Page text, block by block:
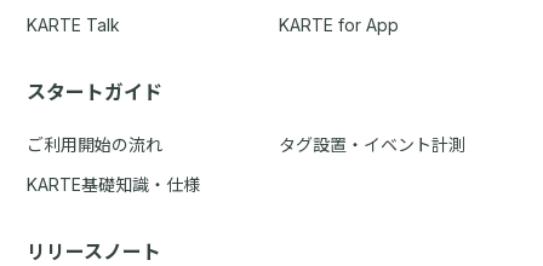
KARTE Talk
KARTE for App
スタートガイド
ご利用開始の流れ
タグ設置・イベント計測
KARTE基礎知識・仕様
リリースノート